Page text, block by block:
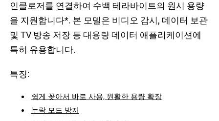
인클로저를 연결하여 수백 테라바이트의 원시 용량
을 지원합니다*. 본 모델은 비디오 감시, 데이터 보관
및 TV 방송 저장 등 대용량 데이터 애플리케이션에
특히 유용합니다.
특징:
쉽게 꽂아서 바로 사용, 원활한 용량 확장
누락 모드 방지